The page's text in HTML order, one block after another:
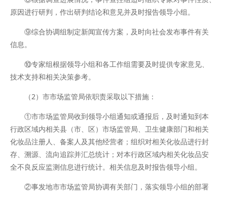
原因进行研判，作出研判结论和意见并及时报告领导小组。
⑨综合协调组制定新闻宣传方案，及时向社会发布事件有关
信息。
⑩专家组根据领导小组和各工作组需要及时提供专家意见、
技术支持和相关决策参考。
（2）市市场监管局依职责采取以下措施：
①市市场监管局收到领导小组通知或通报后，及时通知到本
行政区域内相关县（市、区）市场监管局、卫生健康部门和相关
化妆品注册人、备案人及其他经营者；组织对相关化妆品进行封
存、溯源、流向追踪并汇总统计；对本行政区域内相关化妆品安
全不良反应监测信息进行统计。相关信息及时报告领导小组。
②事发地市市场监管局协调有关部门，落实领导小组的部署